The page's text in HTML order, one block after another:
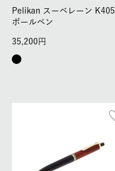
Pelikan スーベレーン K405
ボールペン
35,200